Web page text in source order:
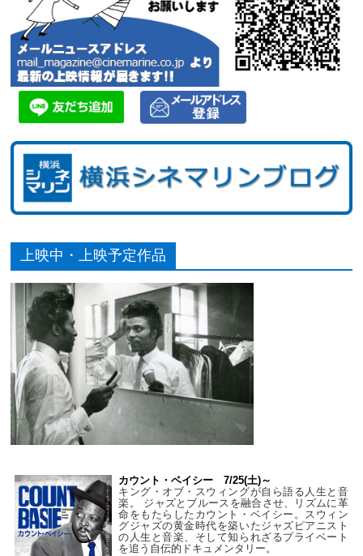
上映中・上映予定作品
カウント・ベイシー 7/25(土)～
キング・オブ・スウィングが自ら語る人生と音
楽。 ジャズとブルースを融合させ、リズムに革
命をもたらしたカウント・ベイシー。スウィン
グジャズの黄金時代を築いたジャズピアニスト
の人生と音楽、そして知られざるプライベート
を追う自伝的ドキュメンタリー。